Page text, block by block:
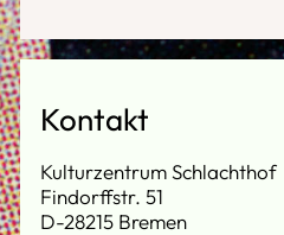
Kontakt
Kulturzentrum Schlachthof
Findorffstr. 51
D-28215 Bremen